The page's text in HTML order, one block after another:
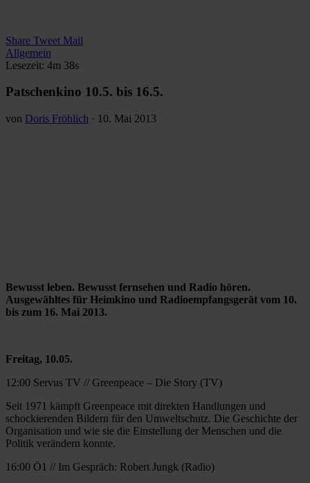
Share Tweet Mail
Allgemein
Lesezeit: 4m 38s
Patschenkino 10.5. bis 16.5.
von Doris Fröhlich · 10. Mai 2013
Bewusst leben. Bewusst fernsehen und Radio hören.
Ausgewähltes für Heimkino und Radioempfangsgerät vom 10.
bis zum 16. Mai 2013.
Freitag, 10.05.
12:00 Servus TV // Greenpeace – Die Story (TV)
Seit 1971 kämpft Greenpeace mit direkten Handlungen und
schockierenden Bildern für den Umweltschutz. Die Geschichte der
Organisation und wie sie die Einstellung der Menschen und die
Politik verändern konnte.
16:00 Ö1 // Im Gespräch: Robert Jungk (Radio)